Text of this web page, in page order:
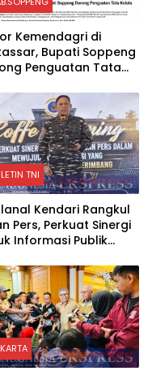
Kemendagri di
Bupati Soppeng
Penguatan Tata
TNI
Kendari Rangkul
Pers, Perkuat Sinergi
Informasi Publik